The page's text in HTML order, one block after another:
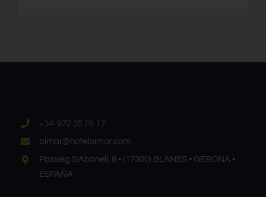
+34 972 35 28 17
pimar@hotelpimar.com
Passeig S’Abanell, 8 • (17300) BLANES • GERONA •
ESPAÑA